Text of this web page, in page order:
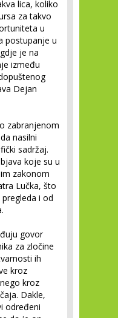
lica, koliko
za takvo
u
postupanje u
je na
između
Dejan
zabranjenom
nasilni
sadržaj.
koje su u
zakonom
Lučka, što
i od
govor
za zločine
ih
kroz
kroz
Dakle,
određeni